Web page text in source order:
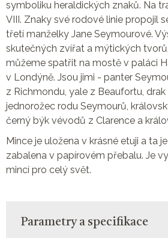
symboliku heraldických znaků. Na
VIII. Znaky své rodové linie propojil
třetí manželky Jane Seymourové.
skutečných zvířat a mýtických
můžeme spatřit na mostě v paláci
v Londýně. Jsou jimi - panter
z Richmondu, yale z Beaufortu,
jednorožec rodu Seymourů,
černý býk vévodů z Clarence a
Mince je uložena v krásné etuji a ta
zabalena v papírovém přebalu. Je
mincí pro celý svět.
Parametry a specifikace